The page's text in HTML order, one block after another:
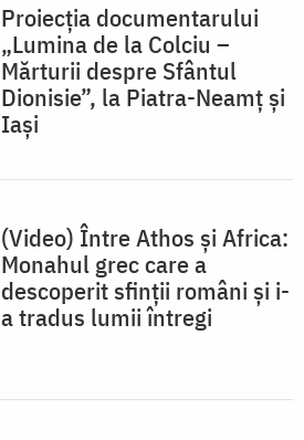
Proiecția documentarului
„Lumina de la Colciu –
Mărturii despre Sfântul
Dionisie”, la Piatra-Neamț și
Iași
(Video) Între Athos și Africa:
Monahul grec care a
descoperit sfinții români și i-
a tradus lumii întregi